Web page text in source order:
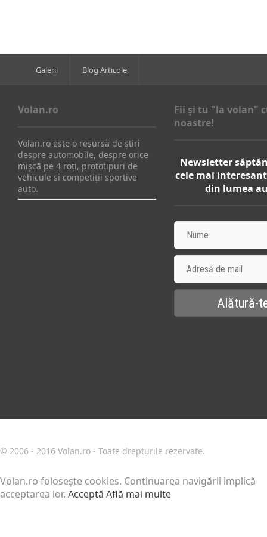
Galerii Blog Articole
Volan.ro
Volan.ro este o resursă de știri
despre automobile, despre orice
mișcă pe 4 roți, prototipuri de
vehicule si competiții sportive
auto.
Fii şi tu "la volan"
noastre!
Newsletter
cele mai
din lumea
© 2006 - 2016 Volan.ro - Toate drepturile rezervate.
Volan.ro folosește cookies. Continuarea navigării implică
acceptarea lor. Acceptă Află mai multe